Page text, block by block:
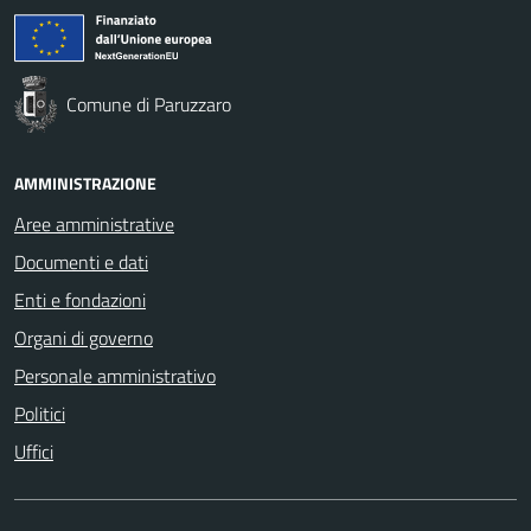
Comune di Paruzzaro
AMMINISTRAZIONE
Aree amministrative
Documenti e dati
Enti e fondazioni
Organi di governo
Personale amministrativo
Politici
Uffici